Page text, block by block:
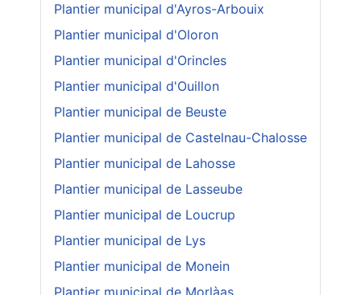
Plantier municipal d'Ayros-Arbouix
Plantier municipal d'Oloron
Plantier municipal d'Orincles
Plantier municipal d'Ouillon
Plantier municipal de Beuste
Plantier municipal de Castelnau-Chalosse
Plantier municipal de Lahosse
Plantier municipal de Lasseube
Plantier municipal de Loucrup
Plantier municipal de Lys
Plantier municipal de Monein